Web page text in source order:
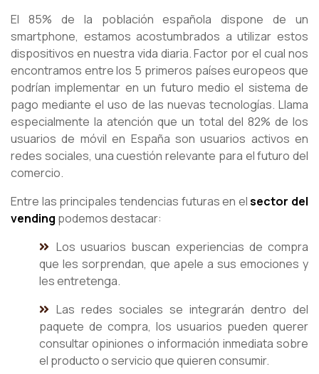
El 85% de la población española dispone de un
smartphone, estamos acostumbrados a utilizar estos
dispositivos en nuestra vida diaria. Factor por el cual nos
encontramos entre los 5 primeros países europeos que
podrían implementar en un futuro medio el sistema de
pago mediante el uso de las nuevas tecnologías. Llama
especialmente la atención que un total del 82% de los
usuarios de móvil en España son usuarios activos en
redes sociales, una cuestión relevante para el futuro del
comercio.
Entre las principales tendencias futuras en elsector del
vending podemos destacar:
Los usuarios buscan experiencias de compra
que les sorprendan, que apele a sus emociones y
les entretenga.
Las redes sociales se integrarán dentro del
paquete de compra, los usuarios pueden querer
consultar opiniones o información inmediata sobre
el producto o servicio que quieren consumir.